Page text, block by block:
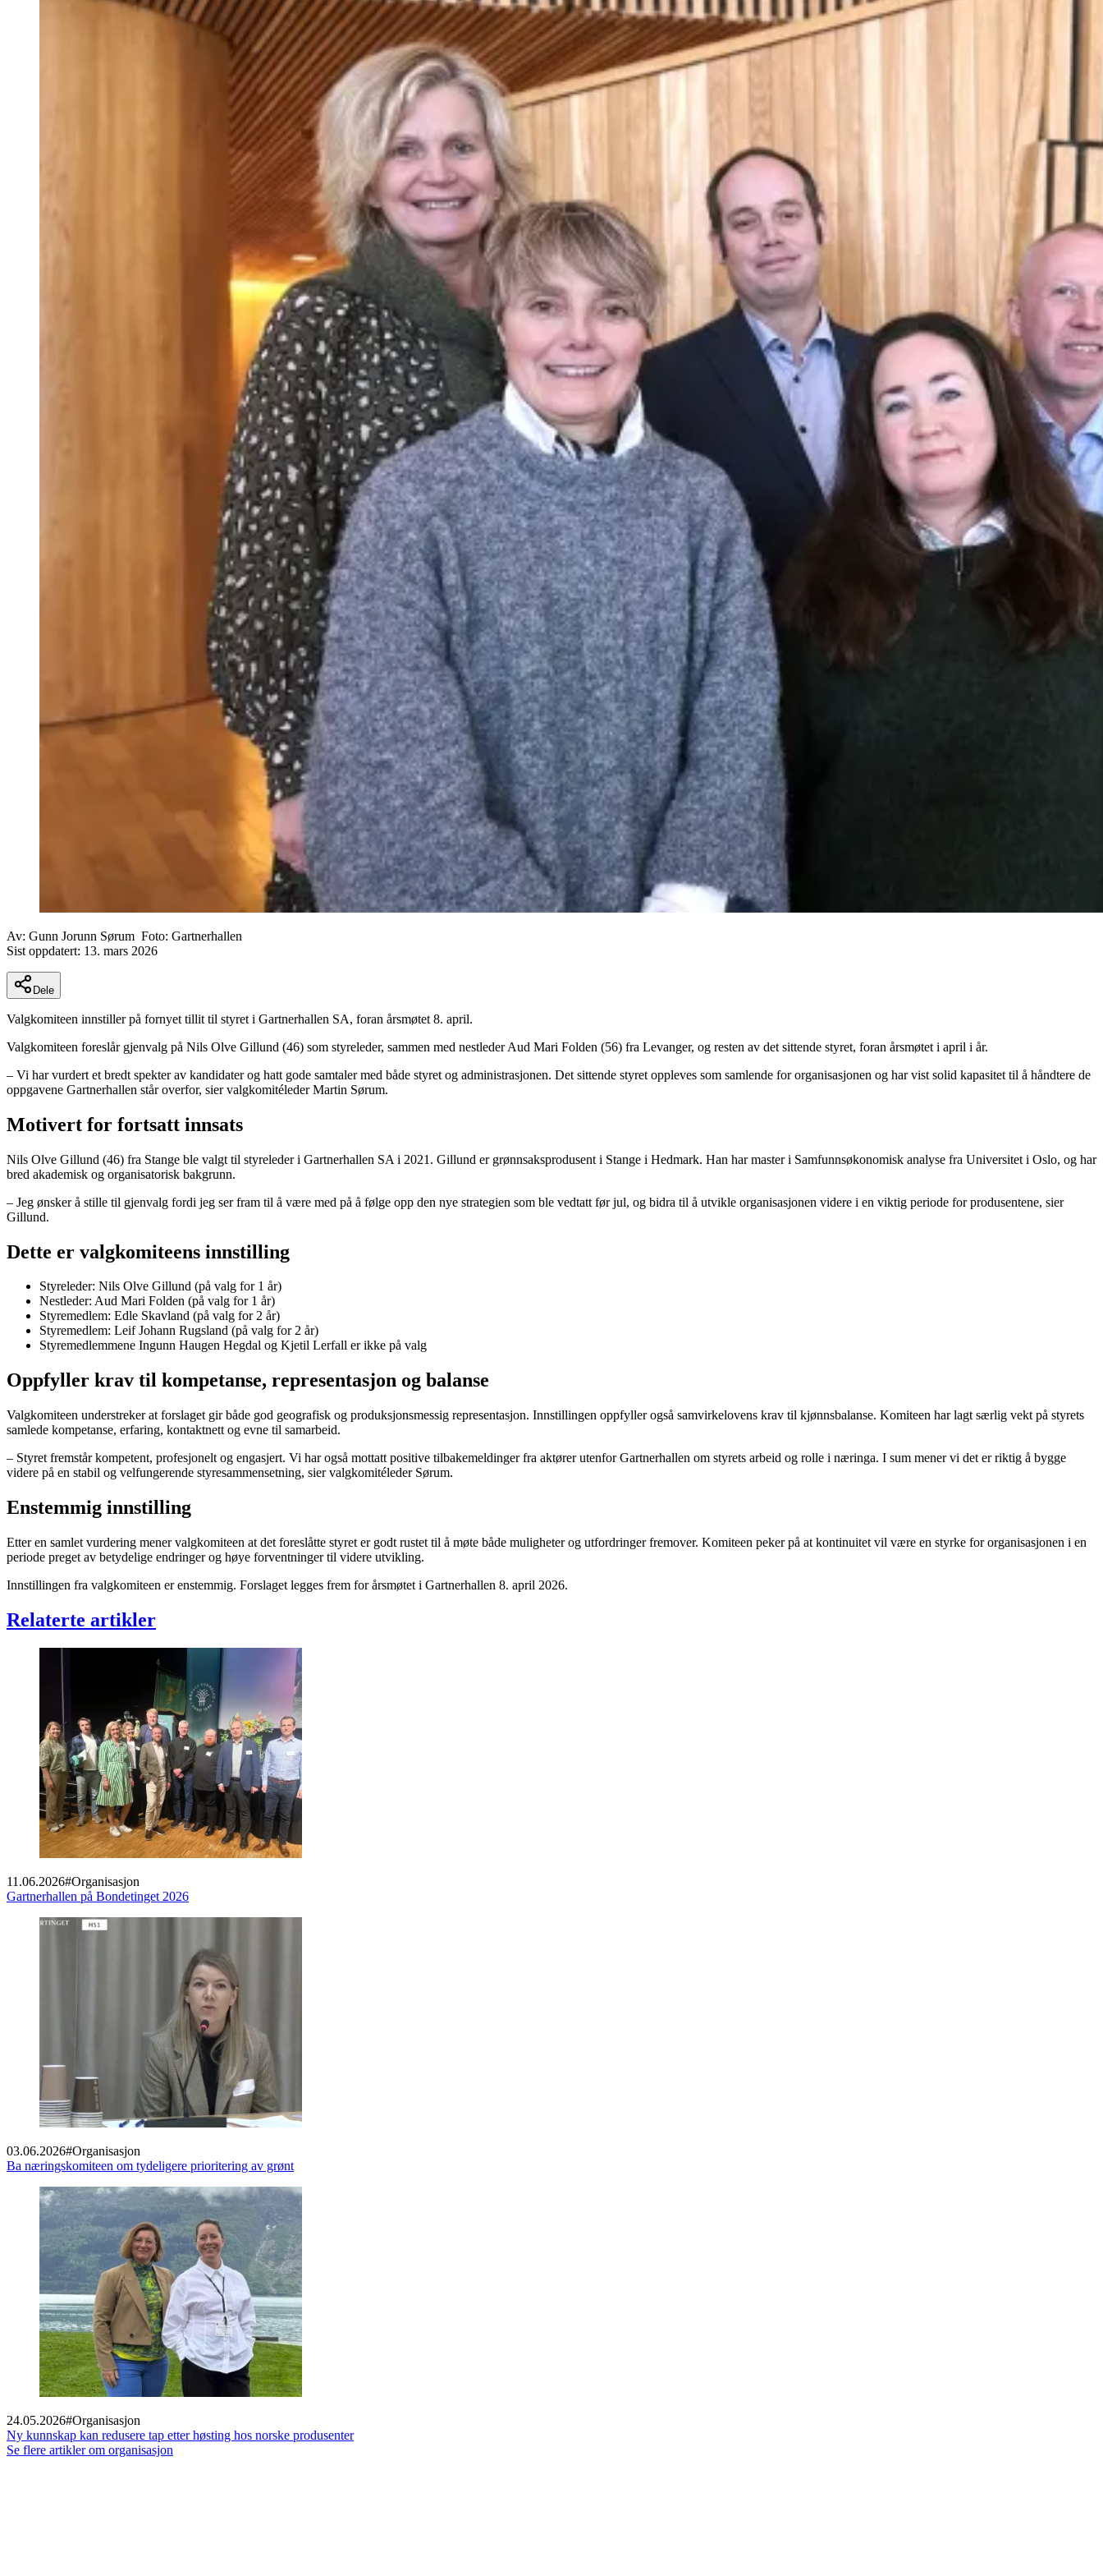
Av: Gunn Jorunn Sørum Foto: Gartnerhallen
Sist oppdatert: 13. mars 2026
Dele
Valgkomiteen innstiller på fornyet tillit til styret i Gartnerhallen SA, foran årsmøtet 8. april.
Valgkomiteen foreslår gjenvalg på Nils Olve Gillund (46) som styreleder, sammen med nestleder Aud Mari Folden (56) fra Levanger, og resten av det sittende styret, foran årsmøtet i april i år.
– Vi har vurdert et bredt spekter av kandidater og hatt gode samtaler med både styret og administrasjonen. Det sittende styret oppleves som samlende for organisasjonen og har vist solid kapasitet til å håndtere de
oppgavene Gartnerhallen står overfor, sier valgkomitéleder Martin Sørum.
Motivert for fortsatt innsats
Nils Olve Gillund (46) fra Stange ble valgt til styreleder i Gartnerhallen SA i 2021. Gillund er grønnsaksprodusent i Stange i Hedmark. Han har master i Samfunnsøkonomisk analyse fra Universitet i Oslo, og har
bred akademisk og organisatorisk bakgrunn.
– Jeg ønsker å stille til gjenvalg fordi jeg ser fram til å være med på å følge opp den nye strategien som ble vedtatt før jul, og bidra til å utvikle organisasjonen videre i en viktig periode for produsentene, sier
Gillund.
Dette er valgkomiteens innstilling
Styreleder: Nils Olve Gillund (på valg for 1 år)
Nestleder: Aud Mari Folden (på valg for 1 år)
Styremedlem: Edle Skavland (på valg for 2 år)
Styremedlem: Leif Johann Rugsland (på valg for 2 år)
Styremedlemmene Ingunn Haugen Hegdal og Kjetil Lerfall er ikke på valg
Oppfyller krav til kompetanse, representasjon og balanse
Valgkomiteen understreker at forslaget gir både god geografisk og produksjonsmessig representasjon. Innstillingen oppfyller også samvirkelovens krav til kjønnsbalanse. Komiteen har lagt særlig vekt på styrets
samlede kompetanse, erfaring, kontaktnett og evne til samarbeid.
– Styret fremstår kompetent, profesjonelt og engasjert. Vi har også mottatt positive tilbakemeldinger fra aktører utenfor Gartnerhallen om styrets arbeid og rolle i næringa. I sum mener vi det er riktig å bygge
videre på en stabil og velfungerende styresammensetning, sier valgkomitéleder Sørum.
Enstemmig innstilling
Etter en samlet vurdering mener valgkomiteen at det foreslåtte styret er godt rustet til å møte både muligheter og utfordringer fremover. Komiteen peker på at kontinuitet vil være en styrke for organisasjonen i en
periode preget av betydelige endringer og høye forventninger til videre utvikling.
Innstillingen fra valgkomiteen er enstemmig. Forslaget legges frem for årsmøtet i Gartnerhallen 8. april 2026.
Relaterte artikler
11.06.2026#Organisasjon
Gartnerhallen på Bondetinget 2026
03.06.2026#Organisasjon
Ba næringskomiteen om tydeligere prioritering av grønt
24.05.2026#Organisasjon
Ny kunnskap kan redusere tap etter høsting hos norske produsenter
Se flere artikler om organisasjon